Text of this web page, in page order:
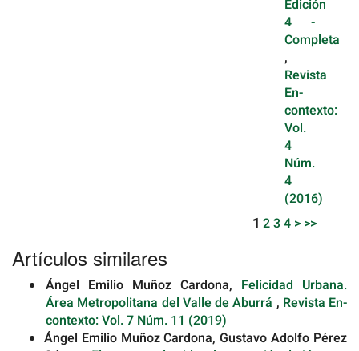
Edición
4 -
Completa
,
Revista
En-
contexto:
Vol.
4
Núm.
4
(2016)
1 234 > >>
Artículos similares
Ángel Emilio Muñoz Cardona, Felicidad Urbana.
Área Metropolitana del Valle de Aburrá , Revista En-
contexto: Vol. 7 Núm. 11 (2019)
Ángel Emilio Muñoz Cardona, Gustavo Adolfo Pérez